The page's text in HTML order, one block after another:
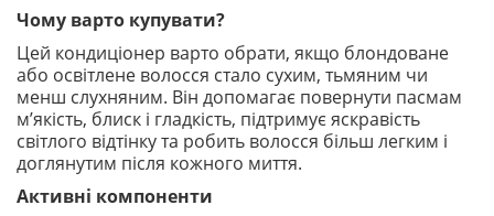
Чому варто купувати?
Цей кондиціонер варто обрати, якщо блондоване
або освітлене волосся стало сухим, тьмяним чи
менш слухняним. Він допомагає повернути пасмам
м’якість, блиск і гладкість, підтримує яскравість
світлого відтінку та робить волосся більш легким і
доглянутим після кожного миття.
Активні компоненти